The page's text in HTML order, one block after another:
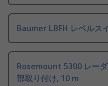
Baumer LBFH レベルス
Rosemount 5300 レー
部取り付け, 10 m